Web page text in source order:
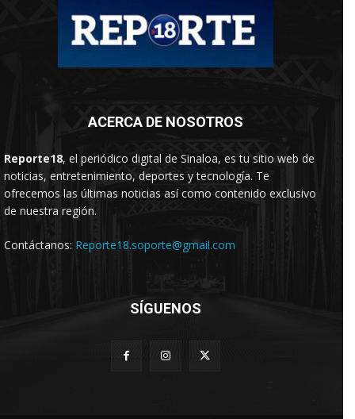
ACERCA DE NOSOTROS
Reporte18, el periódico digital de Sinaloa, es tu sitio web de
noticias, entretenimiento, deportes y tecnología. Te
ofrecemos las últimas noticias así como contenido exclusivo
de nuestra región.
Contáctanos: Reporte18.soporte@gmail.com
SÍGUENOS